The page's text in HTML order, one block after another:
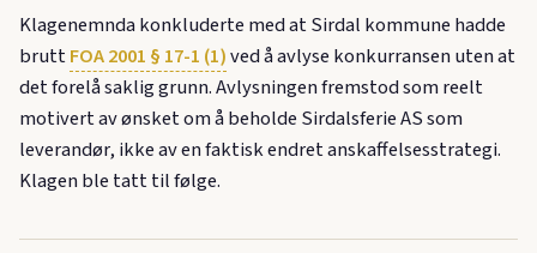
Klagenemnda konkluderte med at Sirdal kommune hadde
bruttFOA 2001 § 17-1 (1)ved å avlyse konkurransen uten at
det forelå saklig grunn. Avlysningen fremstod som reelt
motivert av ønsket om å beholde Sirdalsferie AS som
leverandør, ikke av en faktisk endret anskaffelsesstrategi.
Klagen ble tatt til følge.